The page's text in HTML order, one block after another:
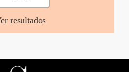
resultados